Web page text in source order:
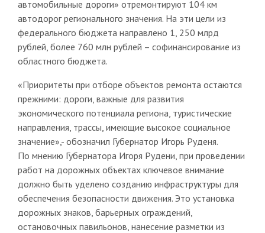
автомобильные дороги» отремонтируют 104 км
автодорог регионального значения. На эти цели из
федерального бюджета направлено 1, 250 млрд
рублей, более 760 млн рублей – софинансирование из
областного бюджета.
«Приоритеты при отборе объектов ремонта остаются
прежними: дороги, важные для развития
экономического потенциала региона, туристические
направления, трассы, имеющие высокое социальное
значение»,- обозначил Губернатор Игорь Руденя.
По мнению Губернатора Игоря Рудени, при проведении
работ на дорожных объектах ключевое внимание
должно быть уделено созданию инфраструктуры для
обеспечения безопасности движения. Это установка
дорожных знаков, барьерных ограждений,
остановочных павильонов, нанесение разметки из